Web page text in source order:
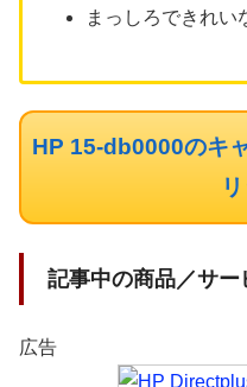
まっしろできれい
HP 15-db0000のキ
記事中の商品／サー
広告